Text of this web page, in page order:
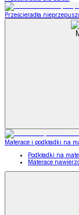
Prześcieradła
Materace i podkładki na
Podkładki na
Materace